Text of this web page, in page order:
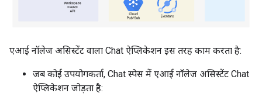
एआई नॉलेज असिस्टेंट वाला Chat ऐप्लिकेशन इस तरह काम करता है:
जब कोई उपयोगकर्ता, Chat स्पेस में एआई नॉलेज असिस्टेंट Chat
ऐप्लिकेशन जोड़ता है: